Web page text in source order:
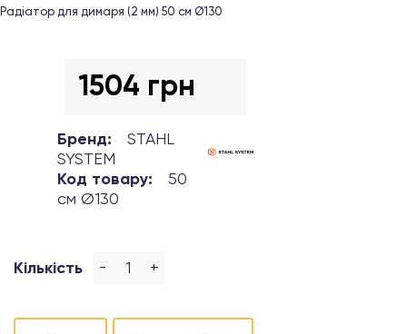
Радіатор для димаря (2 мм) 50 см Ø130
1504 грн
Бренд:
STAHL
SYSTEM
Код товару:
50
см Ø130
Кількість - +